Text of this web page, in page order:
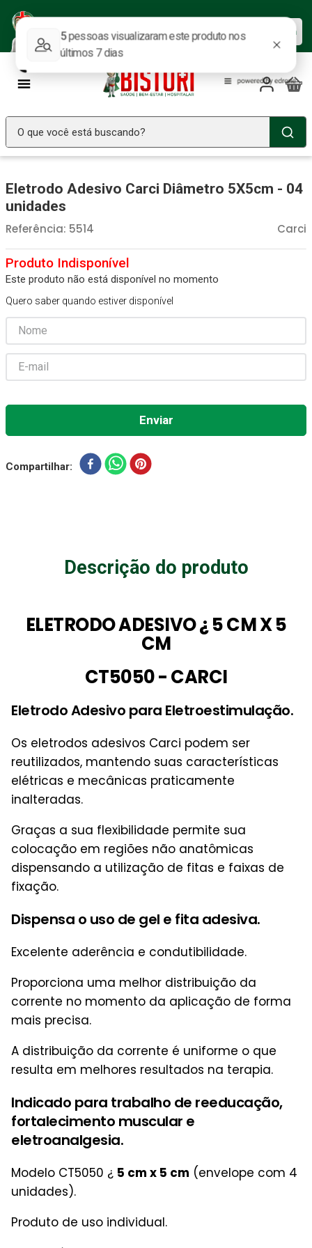
ofertas.
Baixar agora
O que você está buscando?
Eletrodo Adesivo Carci Diâmetro 5X5cm - 04
unidades
Carci
Referência: 5514
Este produto não está disponível no momento
Quero saber quando estiver disponível
Compartilhar
Descrição do produto
ELETRODO ADESIVO ¿ 5 CM X 5
CM
CT5050 - CARCI
Eletrodo Adesivo para Eletroestimulação.
Os eletrodos adesivos Carci podem ser
reutilizados, mantendo suas características
elétricas e mecânicas praticamente
inalteradas.
Graças a sua flexibilidade permite sua
colocação em regiões não anatômicas
dispensando a utilização de fitas e faixas de
fixação.
Dispensa o uso de gel e fita adesiva.
Excelente aderência e condutibilidade.
Proporciona uma melhor distribuição da
corrente no momento da aplicação de forma
mais precisa.
A distribuição da corrente é uniforme o que
resulta em melhores resultados na terapia.
Indicado para trabalho de reeducação,
fortalecimento muscular e
eletroanalgesia.
Modelo CT5050 ¿ 5 cm x 5 cm (envelope com 4
unidades).
Produto de uso individual.
1º Seringa Insulina
2º Fralda Geriatrica
3 º Luva Latex
4º Littmann
5º Estetoscopio Littmann
Aparelho Pressão
7º
8º Gaze Esteril
9º Gaze
10º Cadeira Banho